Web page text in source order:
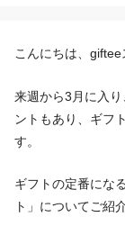
こんにちは、giftee
来週から3月に入
ントもあり、ギフ
す。
ギフトの定番にな
ト」についてご紹